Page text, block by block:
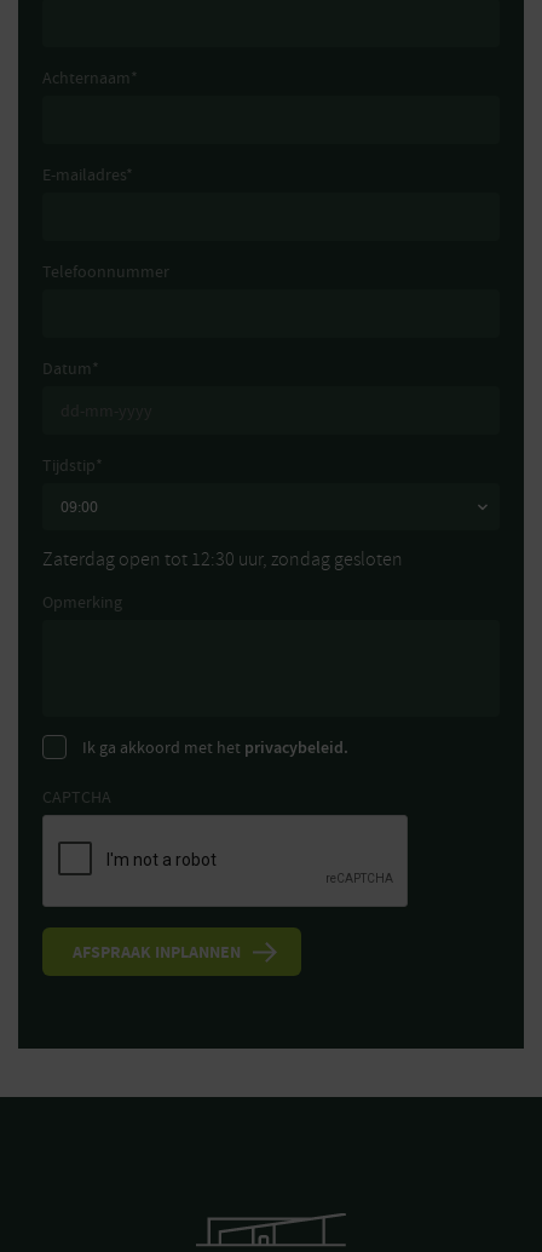
Achternaam *
E-mailadres*
Telefoonnummer
Datum *
Tijdstip*
Zaterdag open tot 12:30 uur, zondag gesloten
Opmerking
Ik ga akkoord met het privacybeleid.
CAPTCHA